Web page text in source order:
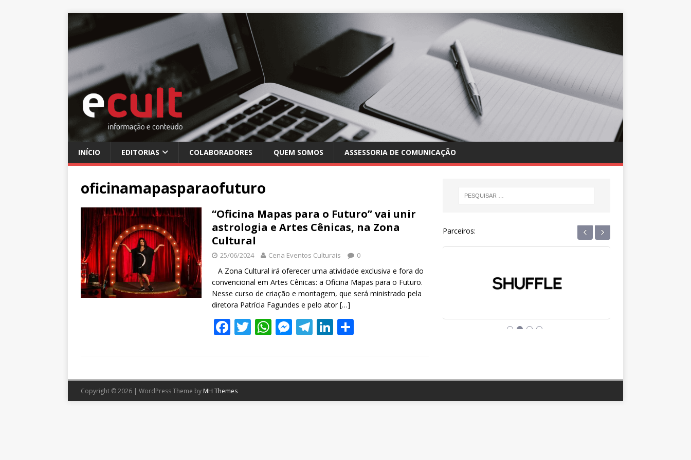
INÍCIO EDITORIAS COLABORADORES QUEM SOMOS ASSESSORIA DE COMUNICAÇÃO
oficinamapasparaofuturo
“Oficina Mapas para o Futuro” vai unir
astrologia e Artes Cênicas, na Zona
Cultural
25/06/2024 Cena Eventos Culturais 0
A Zona Cultural irá oferecer uma atividade exclusiva e fora do
convencional em Artes Cênicas: a Oficina Mapas para o Futuro.
Nesse curso de criação e montagem, que será ministrado pela
diretora Patrícia Fagundes e pelo ator[…]
F
ac
b
o
o
T
w
er
W
h
s
p
M
e
e
g
T
el
gr
m
Li
n
e
n
e
Parceiros: ‹ ›
Copyright © 2026 | WordPress Theme by MH Themes